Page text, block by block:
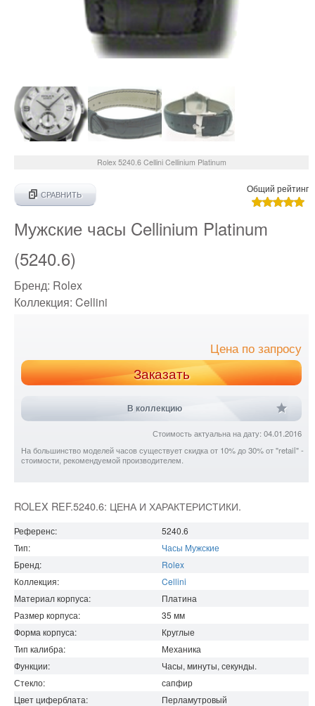
Rolex 5240.6 Cellini Cellinium Platinum
СРАВНИТЬ
Общий рейтинг
Мужские часы Cellinium Platinum
(5240.6)
Бренд: Rolex
Коллекция: Cellini
Цена по запросу
Заказать
В коллекцию
Стоимость актуальна на дату: 04.01.2016
На большинство моделей часов существует скидка от 10% до 30% от "retail" -
стоимости, рекомендуемой производителем.
ROLEX REF.5240.6: ЦЕНА И ХАРАКТЕРИСТИКИ.
Референс:
5240.6
Тип:
Часы Мужские
Бренд:
Rolex
Коллекция:
Cellini
Материал корпуса:
Платина
Размер корпуса:
35 мм
Форма корпуса:
Круглые
Тип калибра:
Механика
Функции:
Часы, минуты, секунды.
Стекло:
сапфир
Цвет циферблата:
Перламутровый